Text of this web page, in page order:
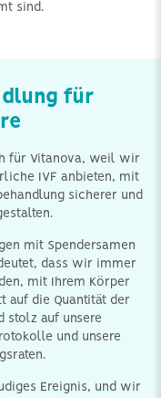
sind.
für
für Vitanova, weil wir
IVF anbieten, mit
sicherer und
mit Spendersamen
dass wir immer
mit Ihrem Körper
auf die Quantität der
stolz auf unsere
und unsere
Ereignis, und wir